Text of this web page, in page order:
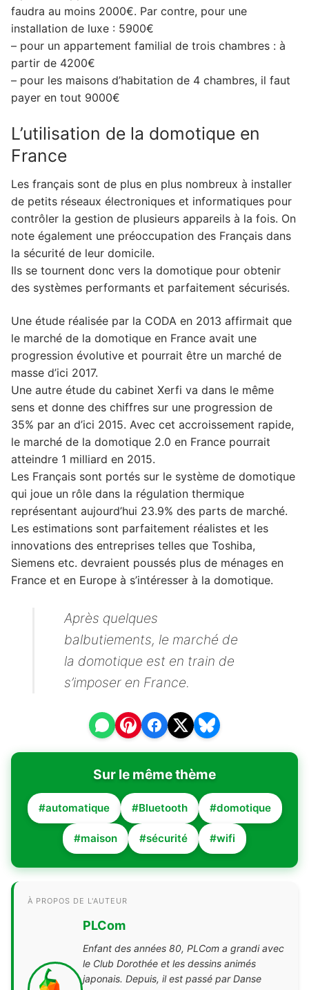
faudra au moins 2000€. Par contre, pour une
installation de luxe : 5900€
– pour un appartement familial de trois chambres : à
partir de 4200€
– pour les maisons d’habitation de 4 chambres, il faut
payer en tout 9000€
L’utilisation de la domotique en
France
Les français sont de plus en plus nombreux à installer
de petits réseaux électroniques et informatiques pour
contrôler la gestion de plusieurs appareils à la fois. On
note également une préoccupation des Français dans
la sécurité de leur domicile.
Ils se tournent donc vers la domotique pour obtenir
des systèmes performants et parfaitement sécurisés.
Une étude réalisée par la CODA en 2013 affirmait que
le marché de la domotique en France avait une
progression évolutive et pourrait être un marché de
masse d’ici 2017.
Une autre étude du cabinet Xerfi va dans le même
sens et donne des chiffres sur une progression de
35% par an d’ici 2015. Avec cet accroissement rapide,
le marché de la domotique 2.0 en France pourrait
atteindre 1 milliard en 2015.
Les Français sont portés sur le système de domotique
qui joue un rôle dans la régulation thermique
représentant aujourd’hui 23.9% des parts de marché.
Les estimations sont parfaitement réalistes et les
innovations des entreprises telles que Toshiba,
Siemens etc. devraient poussés plus de ménages en
France et en Europe à s’intéresser à la domotique.
Après quelques
balbutiements, le marché de
la domotique est en train de
s’imposer en France.
Sur le même thème
#automatique #Bluetooth #domotique
#maison #sécurité #wifi
À PROPOS DE L'AUTEUR
PLCom
Enfant des années 80, PLCom a grandi avec
le Club Dorothée et les dessins animés
japonais. Depuis, il est passé par Danse